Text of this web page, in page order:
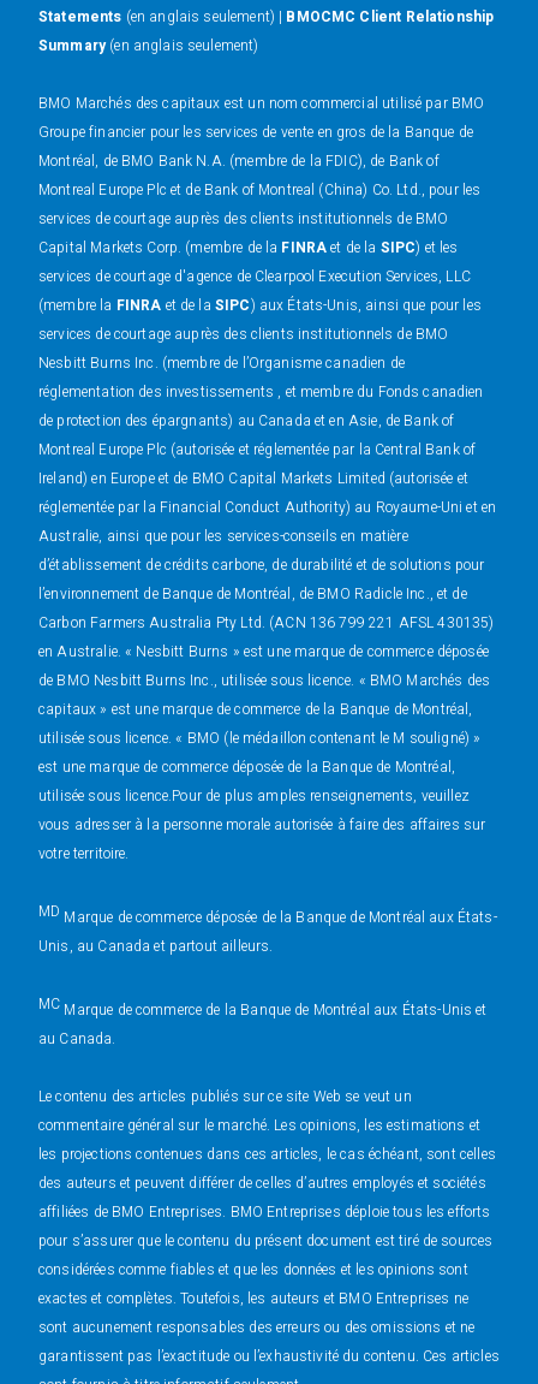
Statements (en anglais seulement) | BMOCMC Client Relationship
Summary(en anglais seulement)
BMO Marchés des capitaux est un nom commercial utilisé par BMO
Groupe financier pour les services de vente en gros de la Banque de
Montréal, de BMO Bank N.A. (membre de la FDIC), de Bank of
Montreal Europe Plc et de Bank of Montreal (China) Co. Ltd., pour les
services de courtage auprès des clients institutionnels de BMO
Capital Markets Corp. (membre de la FINRAet de la SIPC) et les
services de courtage d'agence de Clearpool Execution Services, LLC
(membre la FINRA et de la SIPC) aux États-Unis, ainsi que pour les
services de courtage auprès des clients institutionnels de BMO
Nesbitt Burns Inc. (membre de l’Organisme canadien de
réglementation des investissements , et membre du Fonds canadien
de protection des épargnants) au Canada et en Asie, de Bank of
Montreal Europe Plc (autorisée et réglementée par la Central Bank of
Ireland) en Europe et de BMO Capital Markets Limited (autorisée et
réglementée par la Financial Conduct Authority) au Royaume-Uni et en
Australie, ainsi que pour les services-conseils en matière
d’établissement de crédits carbone, de durabilité et de solutions pour
l’environnement de Banque de Montréal, de BMO Radicle Inc., et de
Carbon Farmers Australia Pty Ltd. (ACN 136 799 221 AFSL 430135)
en Australie. « Nesbitt Burns » est une marque de commerce déposée
de BMO Nesbitt Burns Inc., utilisée sous licence. « BMO Marchés des
capitaux » est une marque de commerce de la Banque de Montréal,
utilisée sous licence. « BMO (le médaillon contenant le M souligné) »
est une marque de commerce déposée de la Banque de Montréal,
utilisée sous licence.Pour de plus amples renseignements, veuillez
vous adresser à la personne morale autorisée à faire des affaires sur
votre territoire.
MD Marque de commerce déposée de la Banque de Montréal aux États-
Unis, au Canada et partout ailleurs.
MC Marque de commerce de la Banque de Montréal aux États-Unis et
au Canada.
Le contenu des articles publiés sur ce site Web se veut un
commentaire général sur le marché. Les opinions, les estimations et
les projections contenues dans ces articles, le cas échéant, sont celles
des auteurs et peuvent différer de celles d’autres employés et sociétés
affiliées de BMO Entreprises. BMO Entreprises déploie tous les efforts
pour s’assurer que le contenu du présent document est tiré de sources
considérées comme fiables et que les données et les opinions sont
exactes et complètes. Toutefois, les auteurs et BMO Entreprises ne
sont aucunement responsables des erreurs ou des omissions et ne
garantissent pas l’exactitude ou l’exhaustivité du contenu. Ces articles